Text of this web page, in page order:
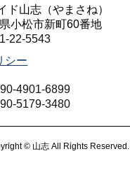
ド山志（やまさね）
小松市新町60番地
22-5543
シー
4901-6899
5179-3480
© 山志 All Rights Reserved.